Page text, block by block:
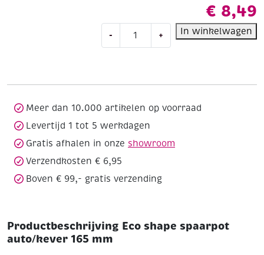
€ 8,49
-
aantal
+ In winkelwagen
Meer dan 10.000 artikelen op voorraad
Levertijd 1 tot 5 werkdagen
Gratis afhalen in onze showroom
Verzendkosten € 6,95
Boven € 99,- gratis verzending
Productbeschrijving Eco shape spaarpot
auto/kever 165 mm